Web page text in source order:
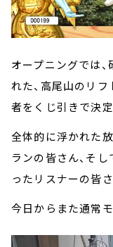
オープニングでは、
れた、高尾山のリ
者をくじ引きで決定
全体的に浮かれた
ランの皆さん、そ
ったリスナーの皆
今日からまた通常